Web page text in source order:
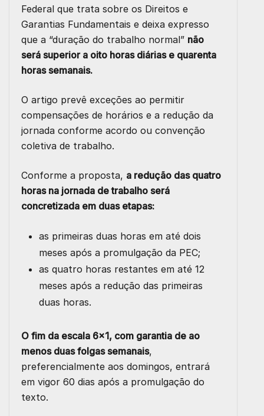
Federal que trata sobre os Direitos e
Garantias Fundamentais e deixa expresso
que a “duração do trabalho normal” não
será superior a oito horas diárias e quarenta
horas semanais.
O artigo prevê exceções ao permitir
compensações de horários e a redução da
jornada conforme acordo ou convenção
coletiva de trabalho.
Conforme a proposta, a redução das quatro
horas na jornada de trabalho será
concretizada em duas etapas:
as primeiras duas horas em até dois
meses após a promulgação da PEC;
as quatro horas restantes em até 12
meses após a redução das primeiras
duas horas.
O fim da escala 6×1, com garantia de ao
menos duas folgas semanais,
preferencialmente aos domingos, entrará
em vigor 60 dias após a promulgação do
texto.